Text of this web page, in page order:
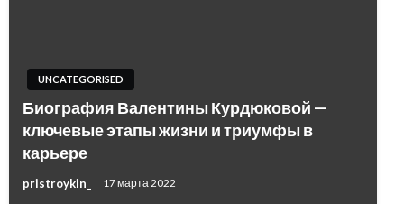
UNCATEGORISED
Биография Валентины Курдюковой —
ключевые этапы жизни и триумфы в
карьере
pristroykin_ 17 марта 2022